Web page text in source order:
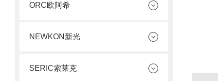
ORC欧阿希
NEWKON新光
SERIC索莱克